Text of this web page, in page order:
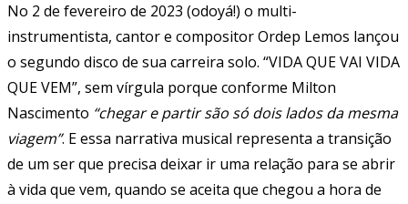
No 2 de fevereiro de 2023 (odoyá!) o multi-
instrumentista, cantor e compositor Ordep Lemos lançou
o segundo disco de sua carreira solo. “VIDA QUE VAI VIDA
QUE VEM”, sem vírgula porque conforme Milton
Nascimento “chegar e partir são só dois lados da mesma
viagem”. E essa narrativa musical representa a transição
de um ser que precisa deixar ir uma relação para se abrir
à vida que vem, quando se aceita que chegou a hora de